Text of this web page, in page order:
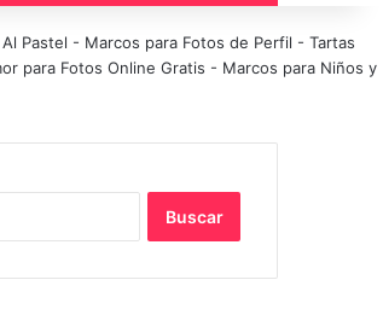
Pastel - Marcos para Fotos de Perfil - Tartas
para Fotos Online Gratis - Marcos para Niños y